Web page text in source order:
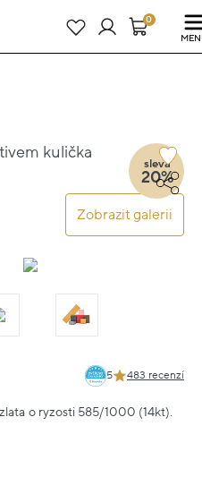
24 dní : 4h : 25m : 41s 0
kulička
Zobrazit galerii
sleva
20%
5 483 recenzí
o ryzosti 585/1000 (14kt).